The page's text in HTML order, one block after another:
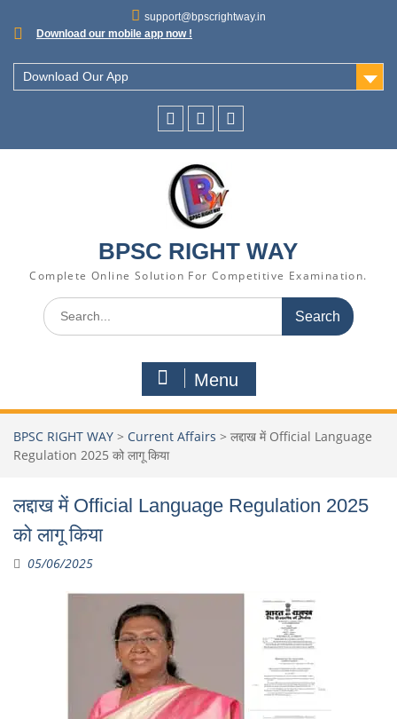
support@bpscrightway.in
Download our mobile app now !
Download Our App
BPSC RIGHT WAY
Complete Online Solution For Competitive Examination.
Menu
BPSC RIGHT WAY > Current Affairs > लद्दाख में Official Language
Regulation 2025 को लागू किया
लद्दाख में Official Language Regulation 2025
को लागू किया
05/06/2025